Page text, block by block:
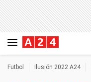
Futbol Ilusión 2022 A24